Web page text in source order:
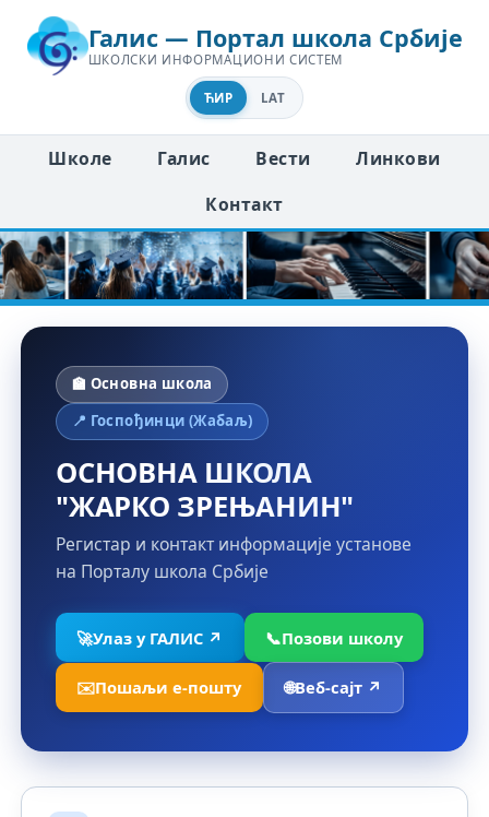
Галис — Портал школа Србије
ШКОЛСКИ ИНФОРМАЦИОНИ СИСТЕМ
ЋИР LAT
Школе Галис Вести
Линкови
Контакт
🏫 Основна школа
📍 Госпођинци (Жабаљ)
ОСНОВНА ШКОЛА
"ЖАРКО ЗРЕЊАНИН"
Регистар и контакт информације установе
на Порталу школа Србије
🚀Улаз у ГАЛИС ↗ 📞Позови школу
✉️Пошаљи е-пошту 🌐Веб-сајт ↗